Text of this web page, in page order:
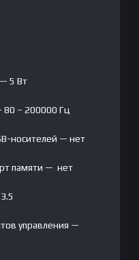
5 Вт
80 – 200000 Гц
носителей — нет
памяти — нет
управления —